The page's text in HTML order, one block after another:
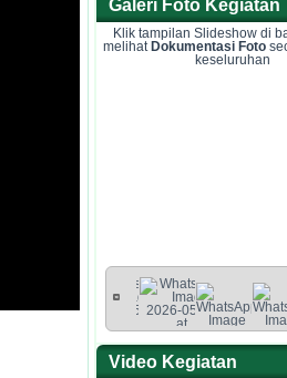
Galeri Foto Kegiatan
Klik tampilan Slideshow di
melihat Dokumentasi Foto
keseluruhan
Video Kegiatan